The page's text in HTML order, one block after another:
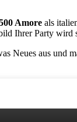
Amore als
Ihrer Party
Neues aus und